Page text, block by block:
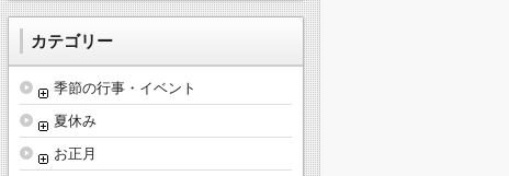
カテゴリー
季節の行事・イベント
夏休み
お正月